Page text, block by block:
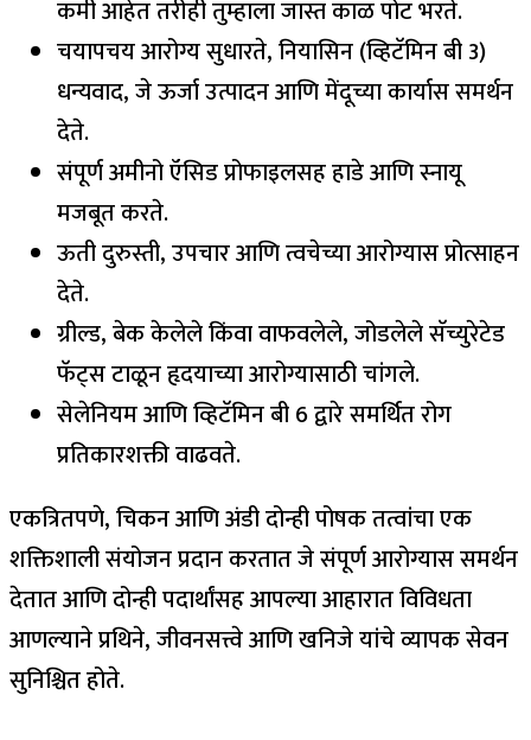
कमी आहेत तरीही तुम्हाला जास्त काळ पोट भरते.
चयापचय आरोग्य सुधारते, नियासिन (व्हिटॅमिन बी 3)
धन्यवाद, जे ऊर्जा उत्पादन आणि मेंदूच्या कार्यास समर्थन
देते.
संपूर्ण अमीनो ऍसिड प्रोफाइलसह हाडे आणि स्नायू
मजबूत करते.
ऊती दुरुस्ती, उपचार आणि त्वचेच्या आरोग्यास प्रोत्साहन
देते.
ग्रील्ड, बेक केलेले किंवा वाफवलेले, जोडलेले सॅच्युरेटेड
फॅट्स टाळून हृदयाच्या आरोग्यासाठी चांगले.
सेलेनियम आणि व्हिटॅमिन बी 6 द्वारे समर्थित रोग
प्रतिकारशक्ती वाढवते.
एकत्रितपणे, चिकन आणि अंडी दोन्ही पोषक तत्वांचा एक
शक्तिशाली संयोजन प्रदान करतात जे संपूर्ण आरोग्यास समर्थन
देतात आणि दोन्ही पदार्थांसह आपल्या आहारात विविधता
आणल्याने प्रथिने, जीवनसत्त्वे आणि खनिजे यांचे व्यापक सेवन
सुनिश्चित होते.